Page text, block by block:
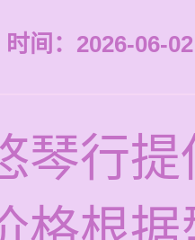
时间：2026-06-
琴行